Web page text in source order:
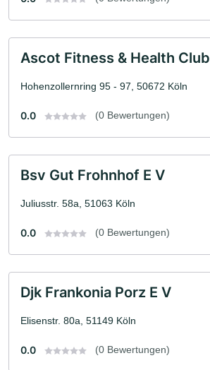
Ascot Fitness & Health Club
Hohenzollernring 95 - 97, 50672 Köln
0.0 (0 Bewertungen)
Bsv Gut Frohnhof E V
Juliusstr. 58a, 51063 Köln
0.0 (0 Bewertungen)
Djk Frankonia Porz E V
Elisenstr. 80a, 51149 Köln
0.0 (0 Bewertungen)